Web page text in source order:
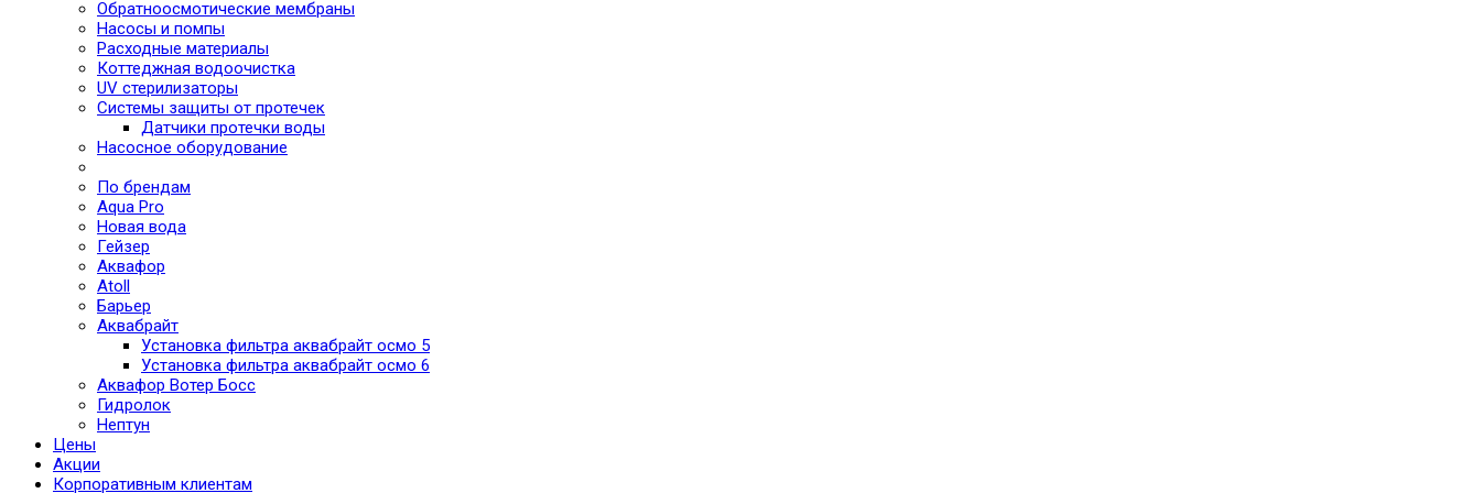
Обратноосмотические мембраны
Насосы и помпы
Расходные материалы
Коттеджная водоочистка
UV стерилизаторы
Системы защиты от протечек
Датчики протечки воды
Насосное оборудование
По брендам
Aqua Pro
Новая вода
Гейзер
Аквафор
Atoll
Барьер
Аквабрайт
Установка фильтра аквабрайт осмо 5
Установка фильтра аквабрайт осмо 6
Аквафор Вотер Босс
Гидролок
Нептун
Цены
Акции
Корпоративным клиентам